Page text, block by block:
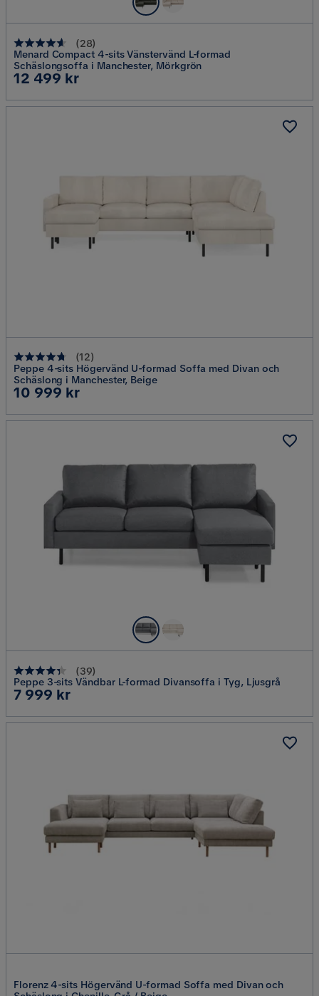
(28)
Menard Compact 4-sits Vänstervänd L-formad
Schäslongsoffa i Manchester, Mörkgrön
Pris
12 499 kr
(12)
Peppe 4-sits Högervänd U-formad Soffa med Divan och
Schäslong i Manchester, Beige
Pris
10 999 kr
(39)
Peppe 3-sits Vändbar L-formad Divansoffa i Tyg, Ljusgrå
Pris
7 999 kr
Florenz 4-sits Högervänd U-formad Soffa med Divan och